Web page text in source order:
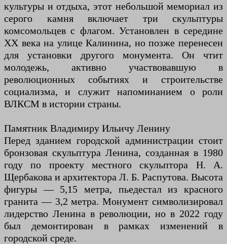
культуры и отдыха, этот небольшой мемориал из
серого камня включает три скульптуры
комсомольцев с флагом. Установлен в середине
XX века на улице Калинина, но позже перенесен
для установки другого монумента. Он чтит
молодежь, активно участвовавшую в
революционных событиях и строительстве
социализма, и служит напоминанием о роли
ВЛКСМ в истории страны.
Памятник Владимиру Ильичу Ленину
Перед зданием городской администрации стоит
бронзовая скульптура Ленина, созданная в 1980
году по проекту местного скульптора Н. А.
Щербакова и архитектора Л. Б. Распутова. Высота
фигуры — 5,15 метра, пьедестал из красного
гранита — 3,2 метра. Монумент символизировал
лидерство Ленина в революции, но в 2022 году
был демонтирован в рамках изменений в
городской среде.